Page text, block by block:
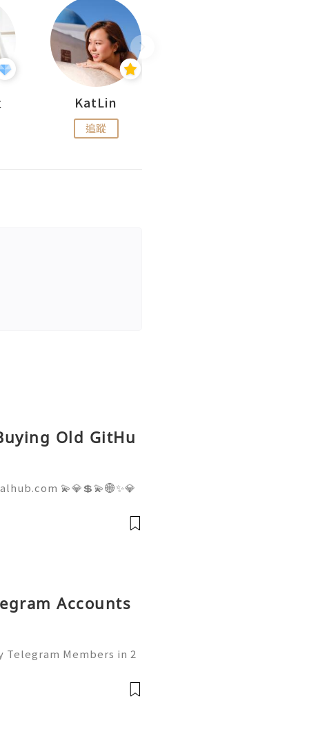
KatLin
追蹤
Old GitHu
💫💎💲💫🌐✨💎
@usadigitalhu
💫💎💲💫🌐✨💎Email:us
Accounts
Telegram Members in 2
and networking. W